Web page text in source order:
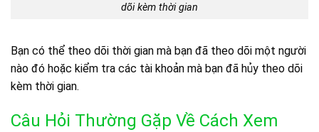
dõi kèm thời gian
Bạn có thể theo dõi thời gian mà bạn đã theo dõi một người
nào đó hoặc kiểm tra các tài khoản mà bạn đã hủy theo dõi
kèm thời gian.
Câu Hỏi Thường Gặp Về Cách Xem